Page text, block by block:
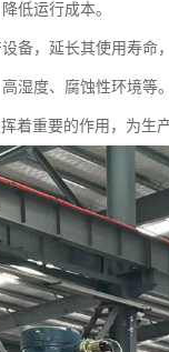
低运行成本。
备，延长其使用寿命
湿度、腐蚀性环境等。
着重要的作用，为生